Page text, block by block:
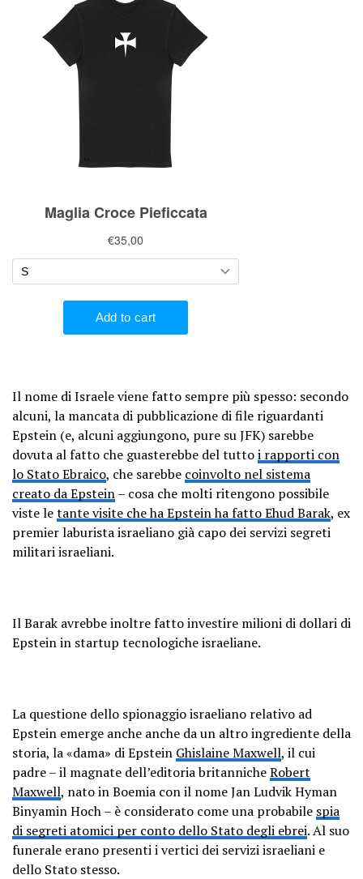
Il nome di Israele viene fatto sempre più spesso: secondo
alcuni, la mancata di pubblicazione di file riguardanti
Epstein (e, alcuni aggiungono, pure su JFK) sarebbe
dovuta al fatto che guasterebbe del tuttoi rapporti con
lo Stato Ebraico, che sarebbe coinvolto nel sistema
creato da Epstein– cosa che molti ritengono possibile
viste letante visite che ha Epstein ha fatto Ehud Barak, ex
premier laburista israeliano già capo dei servizi segreti
militari israeliani.
Il Barak avrebbe inoltre fatto investire milioni di dollari di
Epstein in startup tecnologiche israeliane.
La questione dello spionaggio israeliano relativo ad
Epstein emerge anche anche da un altro ingrediente della
storia, la «dama» di Epstein Ghislaine Maxwell, il cui
padre – il magnate dell’editoria britannicheRobert
Maxwell, nato in Boemia con il nome Jan Ludvik Hyman
Binyamin Hoch – è considerato come una probabile spia
di segreti atomici per conto dello Stato degli ebrei. Al suo
funerale erano presenti i vertici dei servizi israeliani e
dello Stato stesso.